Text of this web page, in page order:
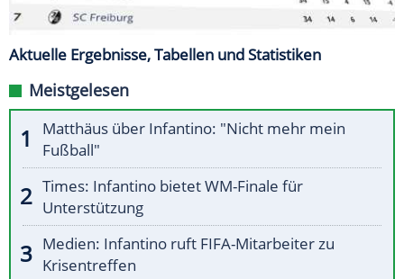
Aktuelle Ergebnisse, Tabellen und Statistiken
Meistgelesen
Matthäus über Infantino: "Nicht mehr mein
Fußball"
Times: Infantino bietet WM-Finale für
Unterstützung
Medien: Infantino ruft FIFA-Mitarbeiter zu
Krisentreffen